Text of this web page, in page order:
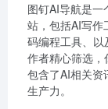
图钉AI导航是一
站，包括AI写作
码编程工具、以
作者精心筛选
包含了AI相关资
生产力。